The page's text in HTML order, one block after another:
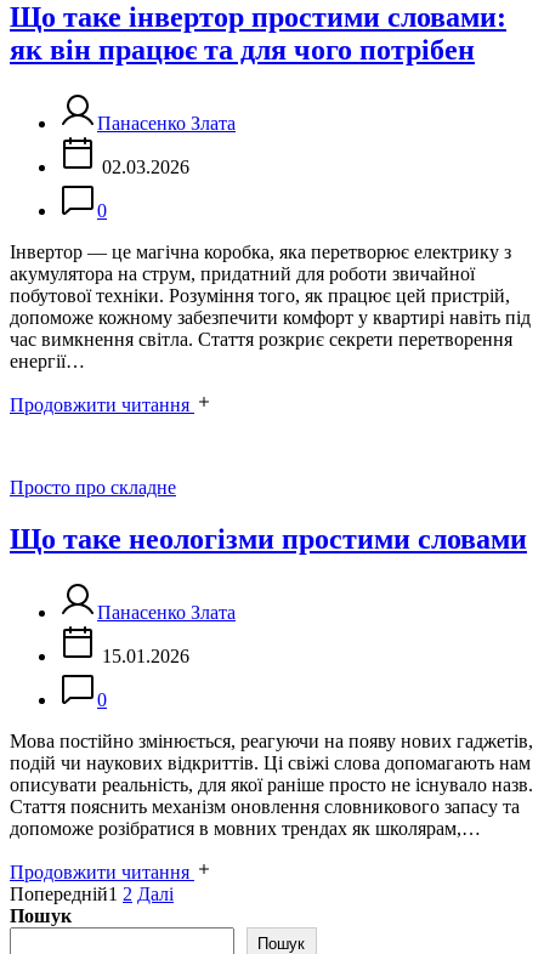
Що таке інвертор простими словами:
як він працює та для чого потрібен
Панасенко Злата
02.03.2026
0
Інвертор — це магічна коробка, яка перетворює електрику з
акумулятора на струм, придатний для роботи звичайної
побутової техніки. Розуміння того, як працює цей пристрій,
допоможе кожному забезпечити комфорт у квартирі навіть під
час вимкнення світла. Стаття розкриє секрети перетворення
енергії…
Продовжити читання
Категорії
Просто про складне
Що таке неологізми простими словами
Панасенко Злата
15.01.2026
0
Мова постійно змінюється, реагуючи на появу нових гаджетів,
подій чи наукових відкриттів. Ці свіжі слова допомагають нам
описувати реальність, для якої раніше просто не існувало назв.
Стаття пояснить механізм оновлення словникового запасу та
допоможе розібратися в мовних трендах як школярам,…
Продовжити читання
Пагінація
записів
Попередній1 2 Далі
Пошук
Пошук